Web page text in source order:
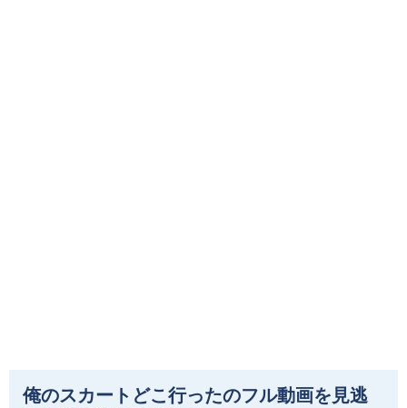
俺のスカートどこ行ったのフル動画を見逃